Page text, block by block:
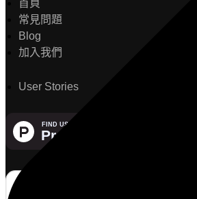
首頁
常見問題
Blog
加入我們
User Stories